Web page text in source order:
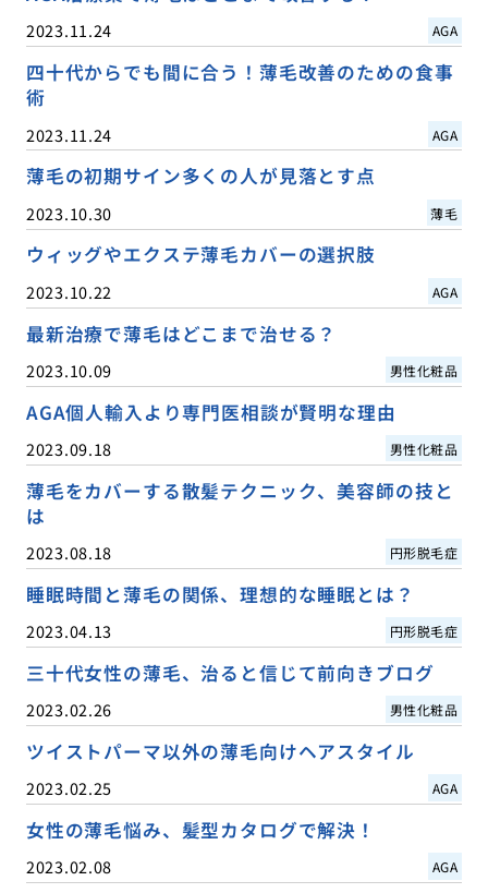
2023.11.24 AGA
四十代からでも間に合う！薄毛改善のための食事
術
2023.11.24 AGA
薄毛の初期サイン多くの人が見落とす点
2023.10.30 薄毛
ウィッグやエクステ薄毛カバーの選択肢
2023.10.22 AGA
最新治療で薄毛はどこまで治せる？
2023.10.09 男性化粧品
AGA個人輸入より専門医相談が賢明な理由
2023.09.18 男性化粧品
薄毛をカバーする散髪テクニック、美容師の技と
は
2023.08.18 円形脱毛症
睡眠時間と薄毛の関係、理想的な睡眠とは？
2023.04.13 円形脱毛症
三十代女性の薄毛、治ると信じて前向きブログ
2023.02.26 男性化粧品
ツイストパーマ以外の薄毛向けヘアスタイル
2023.02.25 AGA
女性の薄毛悩み、髪型カタログで解決！
2023.02.08 AGA